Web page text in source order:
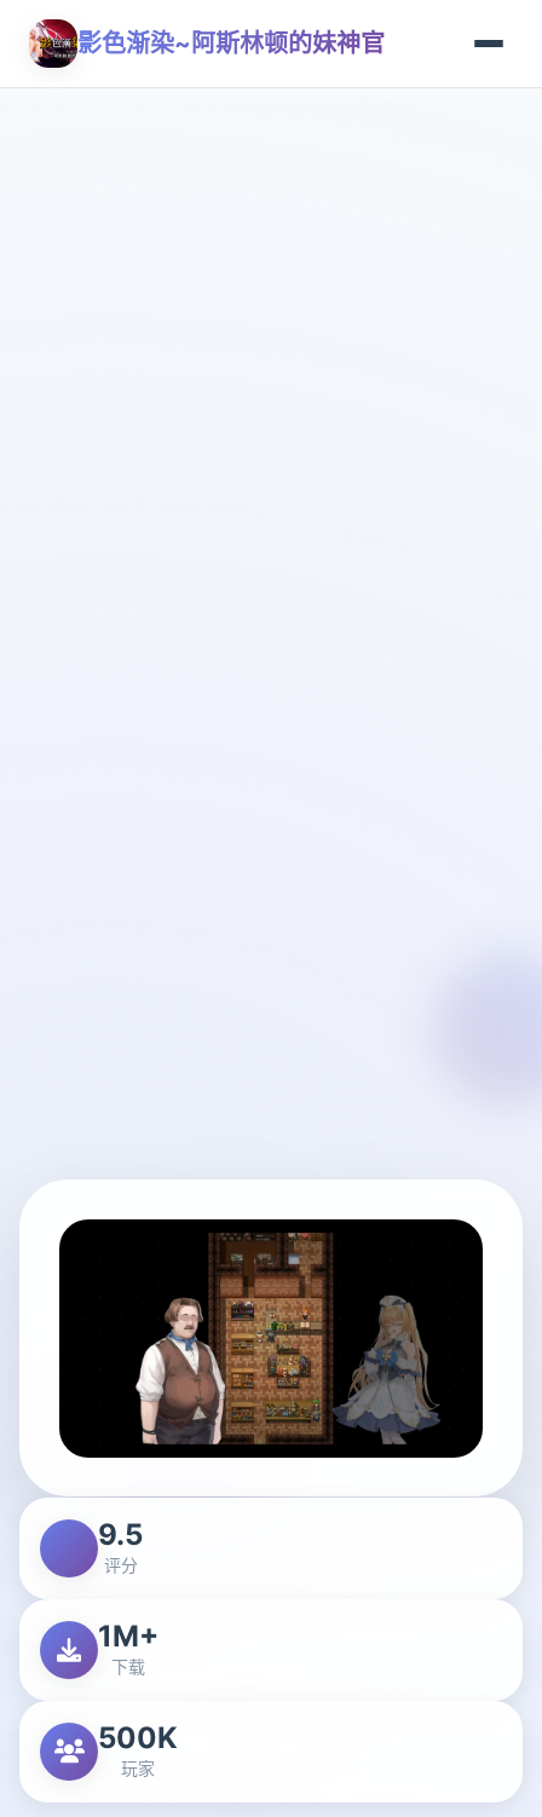
影色渐染~阿斯林顿的妹神官
9.5
评分
1M+
下载
500K
玩家